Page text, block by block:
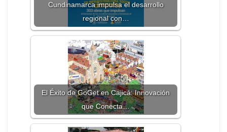
Cundinamarca impulsa el desarrollo
regional con…
El Éxito de GoGet en Cajicá: Innovación
que Conecta…